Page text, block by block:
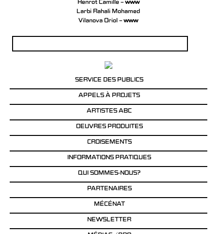
Henrot Camille – www
Larbi Rahali Mohamed
Vilanova Oriol –www
SERVICE DES PUBLICS
APPELS À PROJETS
ARTISTES ABC
OEUVRES PRODUITES
CROISEMENTS
INFORMATIONS PRATIQUES
QUI SOMMES-NOUS?
PARTENAIRES
MÉCÉNAT
NEWSLETTER